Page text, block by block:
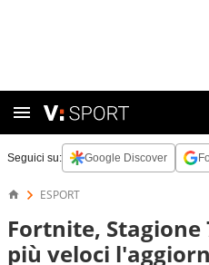
Seguici su: Google Discover
ESPORT
Fortnite, Stagione
più veloci